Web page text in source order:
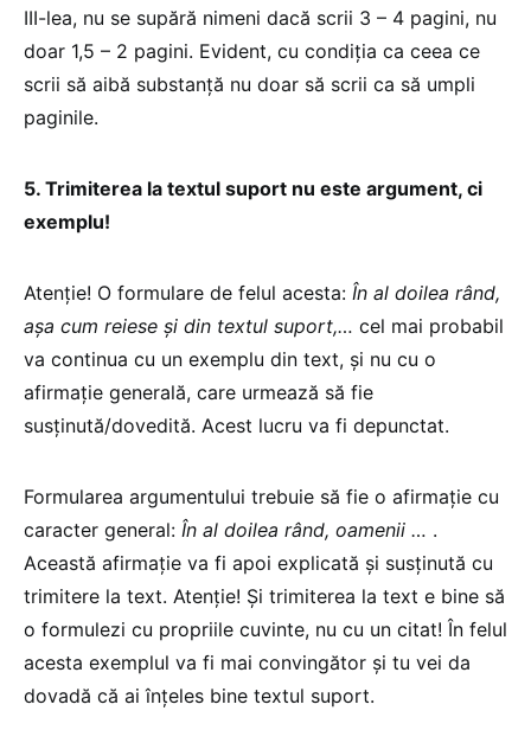
III-lea, nu se supără nimeni dacă scrii 3 – 4 pagini, nu
doar 1,5 – 2 pagini. Evident, cu condiţia ca ceea ce
scrii să aibă substanţă nu doar să scrii ca să umpli
paginile.
5. Trimiterea la textul suport nu este argument, ci
exemplu!
Atenţie! O formulare de felul acesta: În al doilea rând,
aşa cum reiese şi din textul suport,… cel mai probabil
va continua cu un exemplu din text, şi nu cu o
afirmaţie generală, care urmează să fie
susţinută/dovedită. Acest lucru va fi depunctat.
Formularea argumentului trebuie să fie o afirmaţie cu
caracter general: În al doilea rând, oamenii … .
Această afirmaţie va fi apoi explicată şi susţinută cu
trimitere la text. Atenţie! Şi trimiterea la text e bine să
o formulezi cu propriile cuvinte, nu cu un citat! În felul
acesta exemplul va fi mai convingător şi tu vei da
dovadă că ai înţeles bine textul suport.